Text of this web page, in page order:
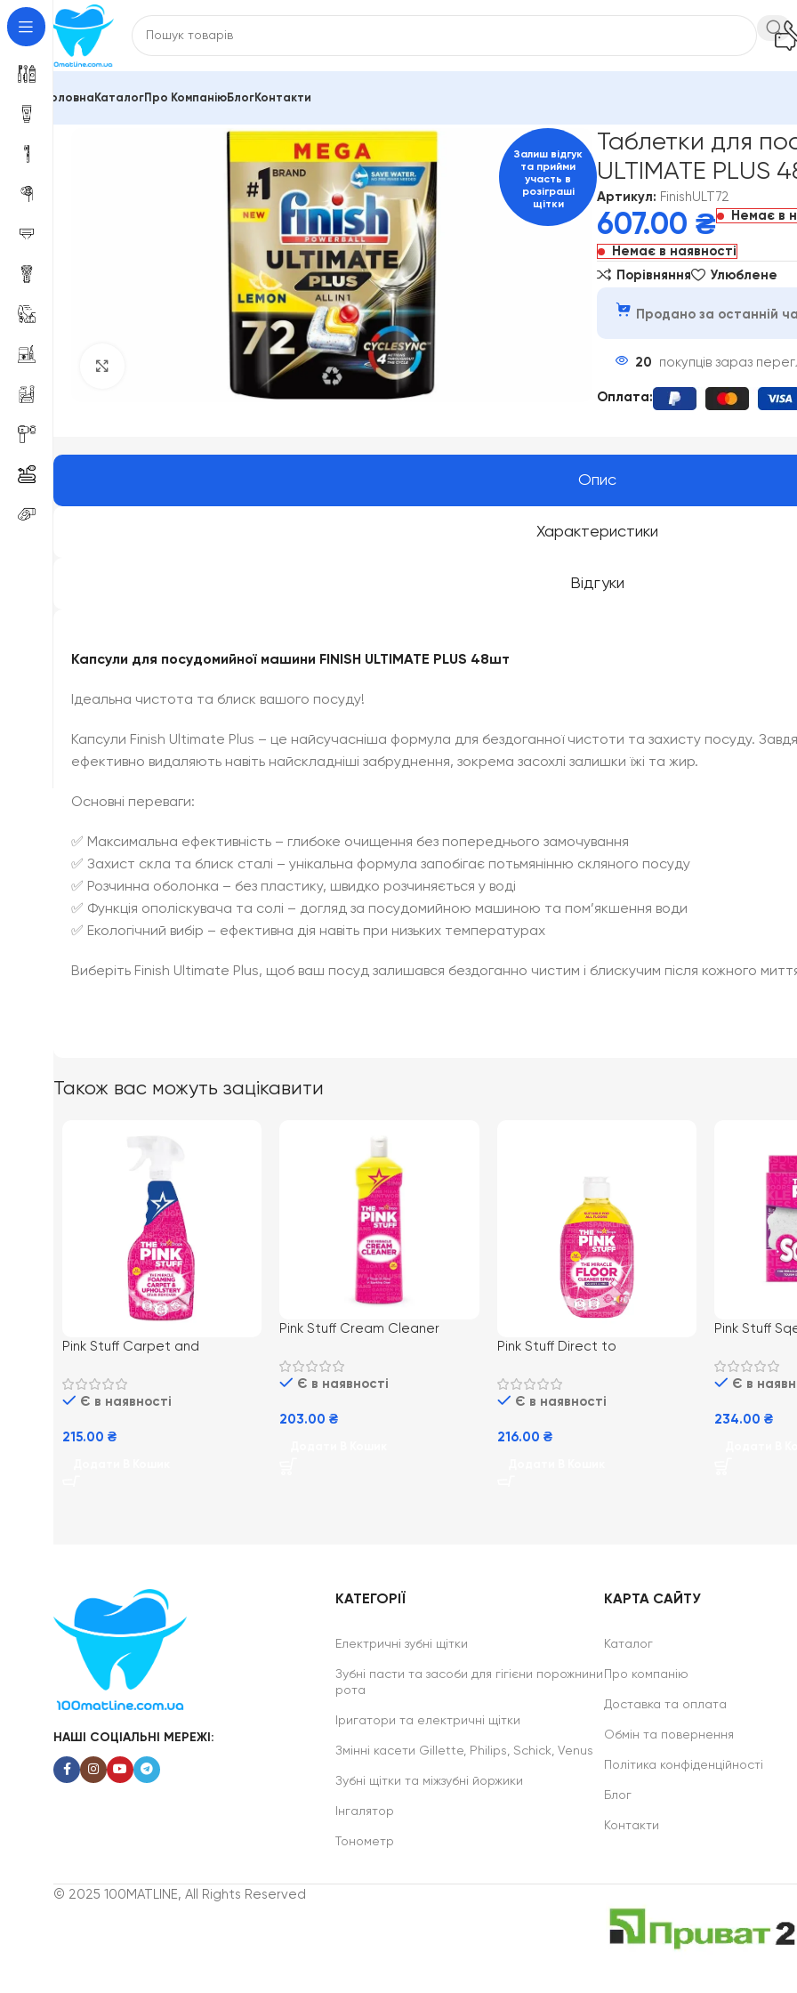
Головна КаталогПро КомпаніюБлогКонтакти
Залиш відгук
та прийми
участь в
розіграші
щітки
Таблетки для
ULTIMATE PLUS
Артикул: FinishULT72
607.00 ₴ Немає в
Немає в наявності
Порівняння
Улюблене
Продано за останній
20 покупців зараз
Оплата:
Опис
Характеристики
Відгуки
Капсули для посудомийної машини FINISH ULTIMATE PLUS 48шт
Ідеальна чистота та блиск вашого посуду!
Капсули Finish Ultimate Plus – це найсучасніша формула для бездоганної чистоти та захисту посуду.
ефективно видаляють навіть найскладніші забруднення, зокрема засохлі залишки їжі та жир.
Основні переваги:
✅ Максимальна ефективність – глибоке очищення без попереднього замочування
✅ Захист скла та блиск сталі – унікальна формула запобігає потьмянінню скляного посуду
✅ Розчинна оболонка – без пластику, швидко розчиняється у воді
✅ Функція ополіскувача та солі – догляд за посудомийною машиною та пом’якшення води
✅ Екологічний вибір – ефективна дія навіть при низьких температурах
Виберіть Finish Ultimate Plus, щоб ваш посуд залишався бездоганно чистим і блискучим після кожного
Також вас можуть зацікавити
Pink Stuff Carpet and
килимів та оббивки
Є в наявності
215.00 ₴
Pink Stuff Cream Cleaner
очищувач
Є в наявності
203.00₴
Pink Stuff Direct to
концетрований засіб для миття
підлоги
Є в наявності
216.00 ₴
Pink Stuff
прибирання
Є в
234.00₴
НАШІ СОЦІАЛЬНІ МЕРЕЖІ:
КАТЕГОРІЇ
Електричні зубні щітки
Зубні пасти та засоби для гігієни порожнини
рота
Іригатори та електричні щітки
Змінні касети Gillette, Philips, Schick, Venus
Зубні щітки та міжзубні йоржики
Інгалятор
Тонометр
КАРТА САЙТУ
Каталог
Про компанію
Доставка та оплата
Обмін та повернення
Політика конфіденційності
Блог
Контакти
© 2025 100MATLINE, All Rights Reserved